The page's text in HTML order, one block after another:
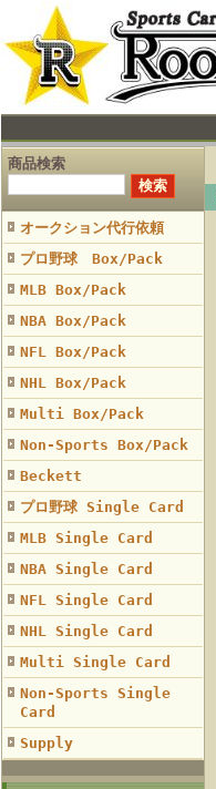
商品検索
オークション代行依頼
プロ野球 Box/Pack
MLB Box/Pack
NBA Box/Pack
NFL Box/Pack
NHL Box/Pack
Multi Box/Pack
Non-Sports Box/Pack
Beckett
プロ野球 Single Card
MLB Single Card
NBA Single Card
NFL Single Card
NHL Single Card
Multi Single Card
Non-Sports Single
Card
Supply